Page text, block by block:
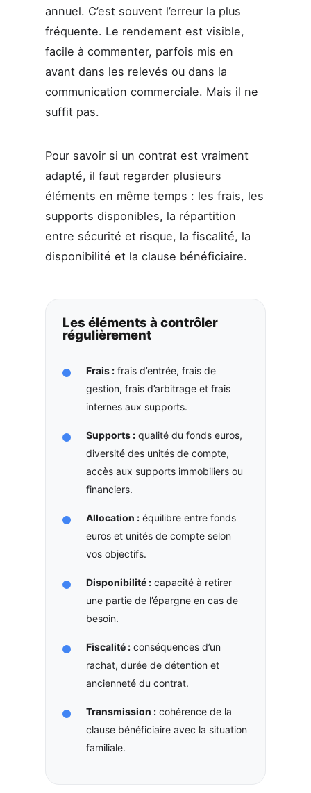
annuel. C’est souvent l’erreur la plus
fréquente. Le rendement est visible,
facile à commenter, parfois mis en
avant dans les relevés ou dans la
communication commerciale. Mais il ne
suffit pas.
Pour savoir si un contrat est vraiment
adapté, il faut regarder plusieurs
éléments en même temps : les frais, les
supports disponibles, la répartition
entre sécurité et risque, la fiscalité, la
disponibilité et la clause bénéficiaire.
Les éléments à contrôler
régulièrement
Frais :frais d’entrée, frais de
gestion, frais d’arbitrage et frais
internes aux supports.
Supports :qualité du fonds euros,
diversité des unités de compte,
accès aux supports immobiliers ou
financiers.
Allocation :équilibre entre fonds
euros et unités de compte selon
vos objectifs.
Disponibilité :capacité à retirer
une partie de l’épargne en cas de
besoin.
Fiscalité :conséquences d’un
rachat, durée de détention et
ancienneté du contrat.
Transmission :cohérence de la
clause bénéficiaire avec la situation
familiale.